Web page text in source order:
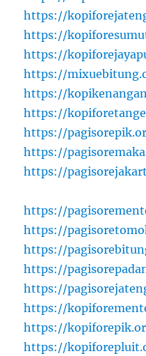
https://
https://
https://
https://
https://
https://
https://
https://
https://
https://
https://
https://
https://
https://
https://
https://
https://